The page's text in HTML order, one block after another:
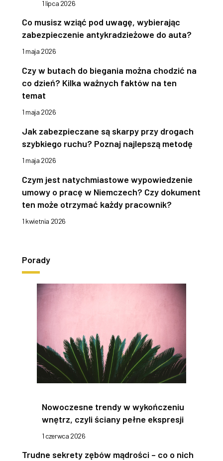
1 lipca 2026
Co musisz wziąć pod uwagę, wybierając
zabezpieczenie antykradzieżowe do auta?
1 maja 2026
Czy w butach do biegania można chodzić na
co dzień? Kilka ważnych faktów na ten
temat
1 maja 2026
Jak zabezpieczane są skarpy przy drogach
szybkiego ruchu? Poznaj najlepszą metodę
1 maja 2026
Czym jest natychmiastowe wypowiedzenie
umowy o pracę w Niemczech? Czy dokument
ten może otrzymać każdy pracownik?
1 kwietnia 2026
Porady
Nowoczesne trendy w wykończeniu
wnętrz, czyli ściany pełne ekspresji
1 czerwca 2026
Trudne sekrety zębów mądrości – co o nich